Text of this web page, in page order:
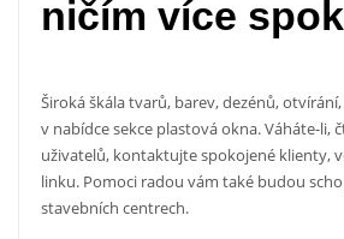
ničím více
Široká škála tvarů, barev, dezénů,
v nabídce sekce plastová okna. Váháte-li,
uživatelů, kontaktujte spokojené klienty,
linku. Pomoci radou vám také budou
stavebních centrech.